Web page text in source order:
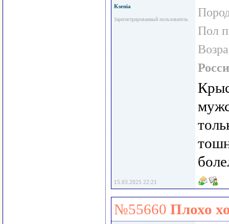
Ksenia
Зарегистрированный пользователь
Пол
15.03.2025 22:21
№55660 Плохо